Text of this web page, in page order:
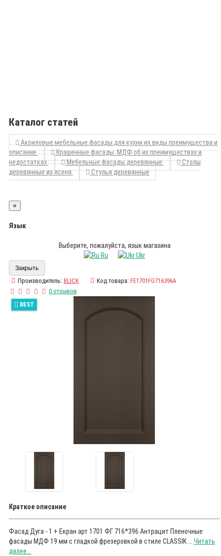
Каталог статей
Акриловые мебельные фасады для кухни их виды преимущества и
описание
Крашенные фасады МДФ об их преимуществах и
недостатках
Мебельные фасады деревянные
Столы
деревянные из ясеня
Стулья деревянные
×
Язык
Выберите, пожалуйста, язык магазина
Ru
Ukr
Закрыть
Производитель: BLICK Код товара: FE1701FG716396A
0 отзывов
BEST
Краткое описание
Фасад Дуга - 1 + Екран арт 1701 ФГ 716*396 Антрацит Пленочные
фасады МДФ 19 мм с гладкой фрезеровкой в стиле CLASSIK ... Читать
далее...